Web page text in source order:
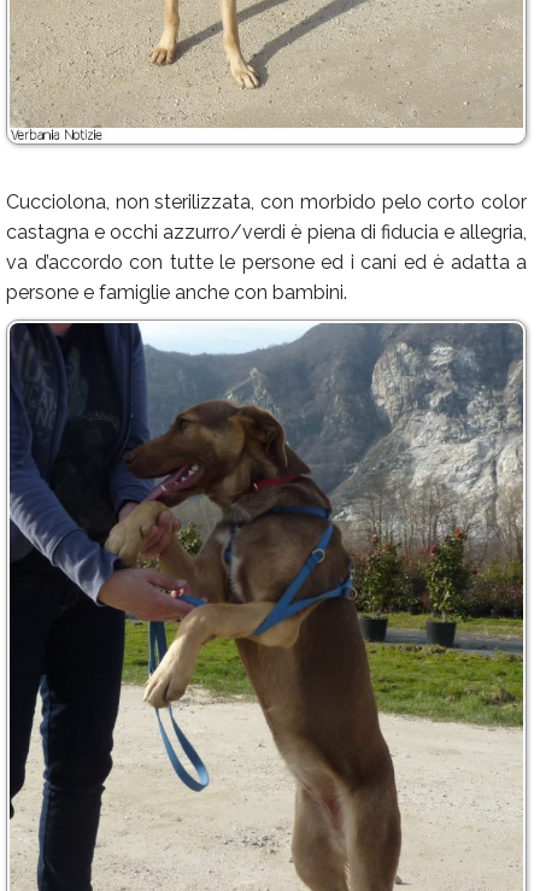
Cucciolona, non sterilizzata, con morbido pelo corto color
castagna e occhi azzurro/verdi è piena di fiducia e allegria,
va d’accordo con tutte le persone ed i cani ed è adatta a
persone e famiglie anche con bambini.